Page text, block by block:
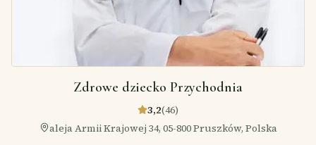
Zdrowe dziecko Przychodnia
3,2(46)
aleja Armii Krajowej 34, 05-800 Pruszków, Polska